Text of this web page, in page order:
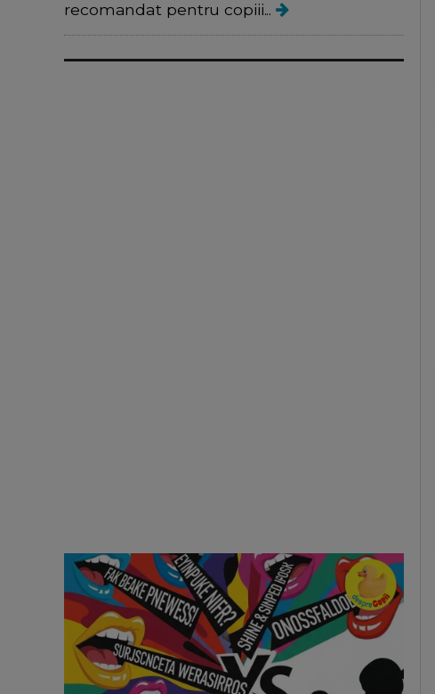
recomandat pentru copiii...